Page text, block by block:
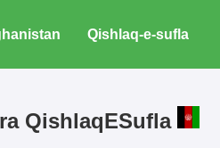
Qishlaq-e-sufla
QishlaqESufla